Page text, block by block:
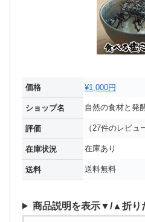
価格 ¥1,000円
ショップ名 自然の食材と発
評価 （27件のレビュ
在庫状況 在庫あり
送料 送料無料
商品説明を表示▼/▲折り